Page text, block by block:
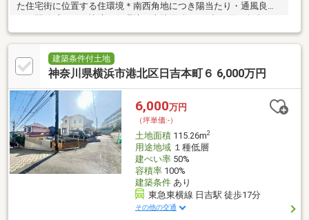
た住宅街に位置する住環境＊南西角地につき陽当たり・通風良
のゆとりある敷地＊南道路に面し、前面約6.5mとゆとりある幅員
で駐車もしやすい立地＊第一種低層住居専用地域につき、静かで
落ち着いた街並みが広がります＊おすすめのハウスメーカーのご
紹介も可能、ご希望に合わせた住まいづくりをサポートいたしま
校 約510ｍ＊まいばすけっと梅が丘店 約500ｍ＊
梅が丘第三公園 約270ｍ
建築条件付土地
神奈川県横浜市港北区日吉本町６ 6,000万円
6,000万円
（坪単価:-）
土地面積115.26m2
用途地域１種低層
建ぺい率50%
容積率100%
建築条件あり
東急東横線 日吉駅 徒歩17分
その他の交通